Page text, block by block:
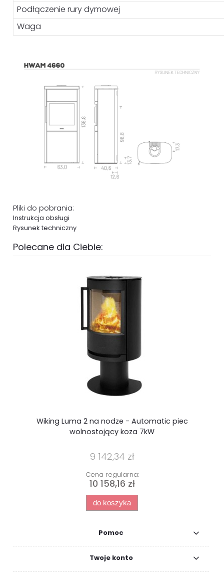
Podłączenie rury dymowej
Waga
Pliki do pobrania:
Instrukcja obsługi
Rysunek techniczny
Polecane dla Ciebie:
Wiking Luma 2 na nodze - Automatic piec
wolnostojący koza 7kW
9 142,34 zł
Cena regularna:
10 158,16 zł
do koszyka
Pomoc
Twoje konto